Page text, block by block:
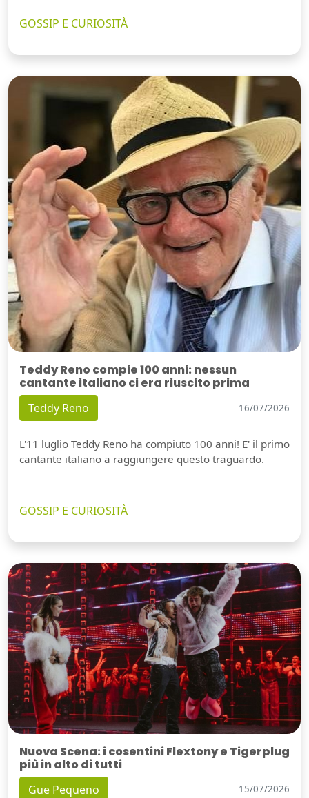
GOSSIP E CURIOSITÀ
Teddy Reno compie 100 anni: nessun
cantante italiano ci era riuscito prima
Teddy Reno 16/07/2026
L'11 luglio Teddy Reno ha compiuto 100 anni! E' il primo
cantante italiano a raggiungere questo traguardo.
GOSSIP E CURIOSITÀ
Nuova Scena: i cosentini Flextony e Tigerplug
più in alto di tutti
Gue Pequeno 15/07/2026